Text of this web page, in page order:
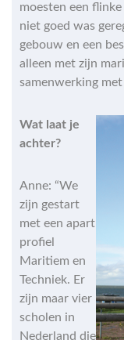
moesten een
niet goed was
gebouw en een
alleen met zijn
samenwerking
Wat laat je
achter?
Anne: “We
zijn gestart
met een apart
profiel
Maritiem en
Techniek. Er
zijn maar vier
scholen in
Nederland die